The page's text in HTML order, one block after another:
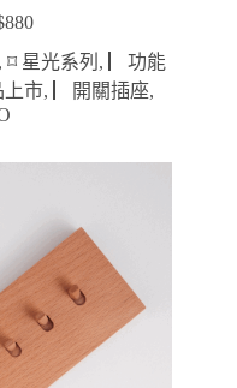
880價
格
範
到
,⌑ 星光系列 ,
▏功能
上市, ▏開關插座,